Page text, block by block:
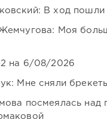
В ход пошли
Моя
на 6/08/2026
Мне сняли
посмеялась над